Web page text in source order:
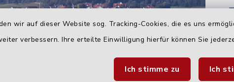
wir auf dieser Website sog. Tracking-Cookies, die es uns
verbessern. Ihre erteilte Einwilligung hierfür können Sie
Ich stimme zu Ich